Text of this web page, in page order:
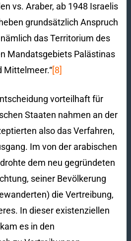
vs. Araber, ab 1948 Israelis
grundsätzlich Anspruch
das Territorium des
Mandatsgebiets Palästinas
Mittelmeer.“[8]
vorteilhaft für
Staaten nahmen an der
also das Verfahren,
Im von der arabischen
dem neu gegründeten
seiner Bevölkerung
die Vertreibung,
In dieser existenziellen
es in den